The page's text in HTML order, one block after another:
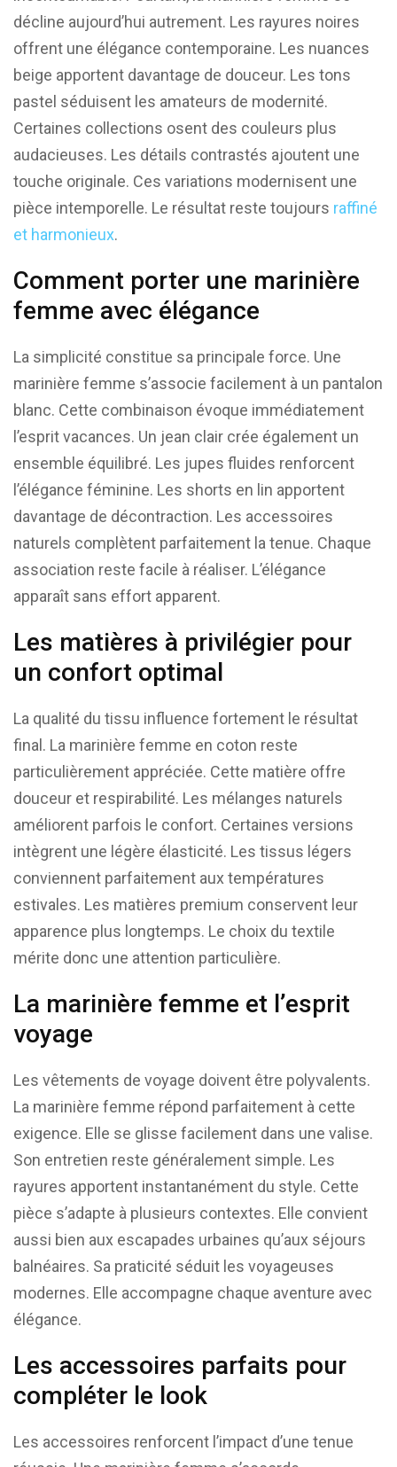
décline aujourd’hui autrement. Les rayures noires
offrent une élégance contemporaine. Les nuances
beige apportent davantage de douceur. Les tons
pastel séduisent les amateurs de modernité.
Certaines collections osent des couleurs plus
audacieuses. Les détails contrastés ajoutent une
touche originale. Ces variations modernisent une
pièce intemporelle. Le résultat reste toujours raffiné
et harmonieux.
Comment porter une marinière
femme avec élégance
La simplicité constitue sa principale force. Une
marinière femme s’associe facilement à un pantalon
blanc. Cette combinaison évoque immédiatement
l’esprit vacances. Un jean clair crée également un
ensemble équilibré. Les jupes fluides renforcent
l’élégance féminine. Les shorts en lin apportent
davantage de décontraction. Les accessoires
naturels complètent parfaitement la tenue. Chaque
association reste facile à réaliser. L’élégance
apparaît sans effort apparent.
Les matières à privilégier pour
un confort optimal
La qualité du tissu influence fortement le résultat
final. La marinière femme en coton reste
particulièrement appréciée. Cette matière offre
douceur et respirabilité. Les mélanges naturels
améliorent parfois le confort. Certaines versions
intègrent une légère élasticité. Les tissus légers
conviennent parfaitement aux températures
estivales. Les matières premium conservent leur
apparence plus longtemps. Le choix du textile
mérite donc une attention particulière.
La marinière femme et l’esprit
voyage
Les vêtements de voyage doivent être polyvalents.
La marinière femme répond parfaitement à cette
exigence. Elle se glisse facilement dans une valise.
Son entretien reste généralement simple. Les
rayures apportent instantanément du style. Cette
pièce s’adapte à plusieurs contextes. Elle convient
aussi bien aux escapades urbaines qu’aux séjours
balnéaires. Sa praticité séduit les voyageuses
modernes. Elle accompagne chaque aventure avec
élégance.
Les accessoires parfaits pour
compléter le look
Les accessoires renforcent l’impact d’une tenue